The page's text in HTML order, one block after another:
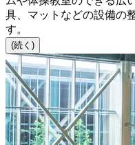
具、マットなどの設備の
す。
(続く)